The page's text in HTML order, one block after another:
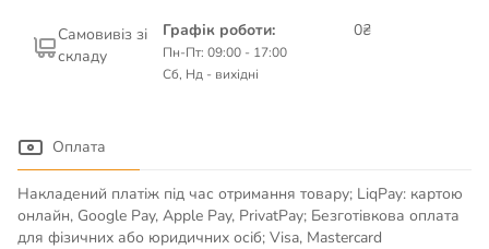
Самовивіз зі
складу
Графік роботи:
Пн-Пт: 09:00 - 17:00
Сб, Нд - вихідні
0₴
Оплата
Накладений платіж під час отримання товару; LiqPay: картою
онлайн, Google Pay, Apple Pay, PrivatPay; Безготівкова оплата
для фізичних або юридичних осіб; Visa, Mastercard